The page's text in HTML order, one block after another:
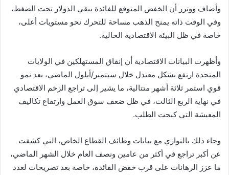
وأضاف ووترر أن الخفض المتوقع للفائدة يبقي الدولار تحت الضغط،
وفي الوقت ذاته يمنح الذهب مساحة للتحرك نحو مستويات أعلى،
خاصة في ظل البيئة الاقتصادية الحالية.
وأظهرت البيانات الاقتصادية أن إنفاق المستهلكين في الولايات
المتحدة ارتفع بشكل معتدل خلال سبتمبر/أيلول الماضي، بعد نمو
قوي استمر ثلاثة أشهر متتالية، ما يشير إلى تراجع الزخم الاقتصادي
في نهاية الربع الثالث، في ظل ضعف سوق العمل وارتفاع تكاليف
المعيشة التي كبحت الطلب.
وجاء ذلك بالتوازي مع بيانات وظائف القطاع الخاص، التي كشفت
عن أكبر تراجع في أكثر من عامين ونصف العام خلال الشهر الماضي،
ما عزز الرهانات على قرب خفض الفائدة، خاصة بعد تصريحات لعدد